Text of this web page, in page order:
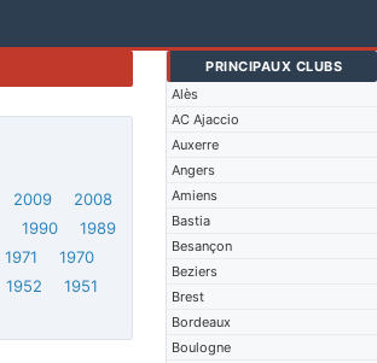
PRINCIPAUX CLUBS
Alès
AC Ajaccio
Auxerre
Angers
Amiens
Bastia
Besançon
Beziers
Brest
Bordeaux
Boulogne
2009
2008
1990
1989
1971
1970
1952
1951